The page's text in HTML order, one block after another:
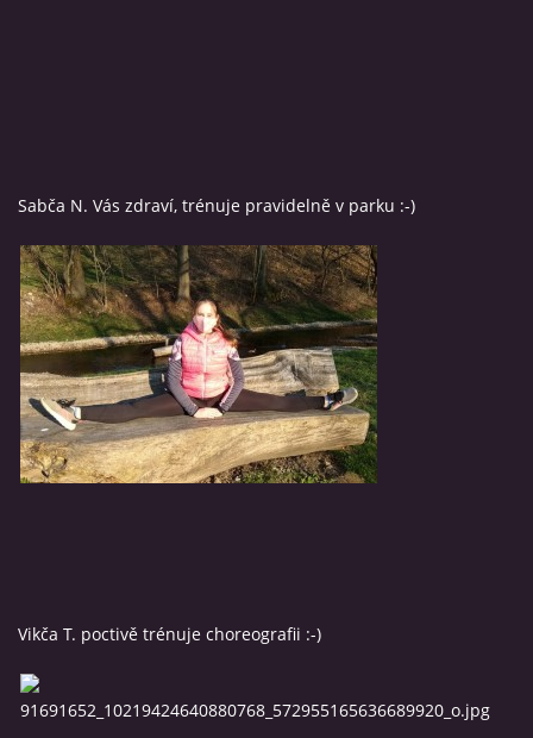
Sabča N. Vás zdraví, trénuje pravidelně v parku :-)
Vikča T. poctivě trénuje choreografii :-)